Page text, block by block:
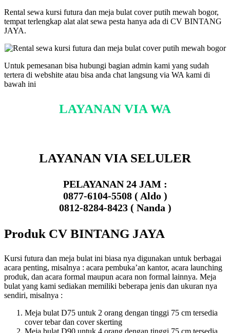
Rental sewa kursi futura dan meja bulat cover putih mewah bogor,
tempat terlengkap alat alat sewa pesta hanya ada di CV BINTANG
JAYA.
Untuk pemesanan bisa hubungi bagian admin kami yang sudah
tertera di webshite atau bisa anda chat langsung via WA kami di
bawah ini
LAYANAN VIA WA
LAYANAN VIA SELULER
PELAYANAN 24 JAM :
0877-6104-5508 ( Aldo )
0812-8284-8423 ( Nanda )
Produk CV BINTANG JAYA
Kursi futura dan meja bulat ini biasa nya digunakan untuk berbagai
acara penting, misalnya : acara pembuka’an kantor, acara launching
produk, dan acara formal maupun acara non formal lainnya. Meja
bulat yang kami sediakan memiliki beberapa jenis dan ukuran nya
sendiri, misalnya :
Meja bulat D75 untuk 2 orang dengan tinggi 75 cm tersedia
cover tebar dan cover skerting
Meja bulat D90 untuk 4 orang dengan tinggi 75 cm tersedia